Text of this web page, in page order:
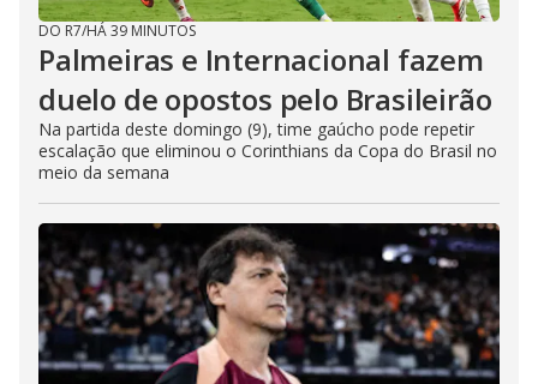
DO R7/HÁ 39 MINUTOS
Palmeiras e Internacional fazem
duelo de opostos pelo Brasileirão
Na partida deste domingo (9), time gaúcho pode repetir
escalação que eliminou o Corinthians da Copa do Brasil no
meio da semana